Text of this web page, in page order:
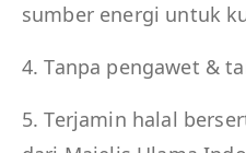
sumber energi untuk
4. Tanpa pengawet &
5. Terjamin halal